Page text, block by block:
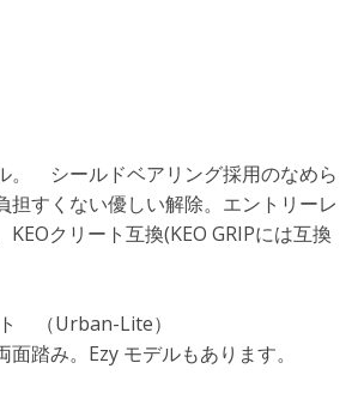
。 シールドベアリング採用のなめら
担すくない優しい解除。エントリーレ
クリート互換(KEO GRIPには互換
（Urban-Lite）
踏み。Ezy モデルもあります。